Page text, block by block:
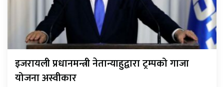
इजरायली प्रधानमन्त्री नेतान्याहुद्वारा ट्रम्पको गाजा
योजना अस्वीकार